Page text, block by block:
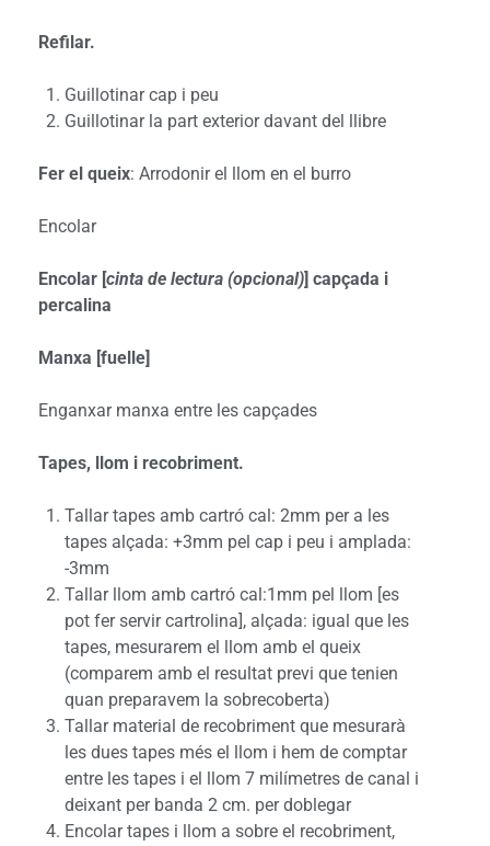
Refilar.
Guillotinar cap i peu
Guillotinar la part exterior davant del llibre
Fer el queix: Arrodonir el llom en el burro
Encolar
Encolar [cinta de lectura (opcional)] capçada i
percalina
Manxa [fuelle]
Enganxar manxa entre les capçades
Tapes, llom i recobriment.
Tallar tapes amb cartró cal: 2mm per a les
tapes alçada: +3mm pel cap i peu i amplada:
-3mm
Tallar llom amb cartró cal:1mm pel llom [es
pot fer servir cartrolina], alçada: igual que les
tapes, mesurarem el llom amb el queix
(comparem amb el resultat previ que tenien
quan preparavem la sobrecoberta)
Tallar material de recobriment que mesurarà
les dues tapes més el llom i hem de comptar
entre les tapes i el llom 7 milímetres de canal i
deixant per banda 2 cm. per doblegar
Encolar tapes i llom a sobre el recobriment,